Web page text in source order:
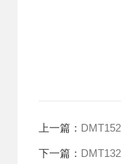
上一篇：
下一篇：